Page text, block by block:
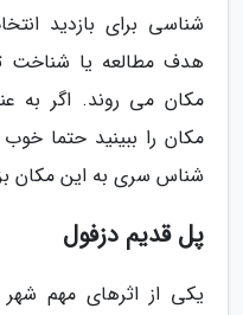
شناسی برای بازدید
هدف مطالعه یا شناخت
مکان می روند. اگر به
مکان را ببینید حتما
شناس سری به این مکان
پل قدیم دزفول
یکی از اثرهای مهم شهر